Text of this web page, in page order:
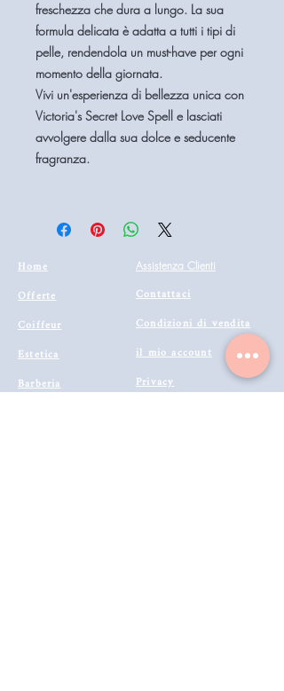
freschezza che dura a lungo. La sua
formula delicata è adatta a tutti i tipi di
pelle, rendendola un must-have per ogni
momento della giornata.
Vivi un'esperienza di bellezza unica con
Victoria's Secret Love Spell e lasciati
avvolgere dalla sua dolce e seducente
fragranza.
Home
Offerte
Coiffeur
Estetica
Barberia
Assistenza Clienti
Contattaci
Condizioni di vendita
il mio account
Privacy